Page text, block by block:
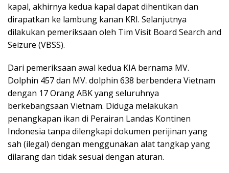
kapal, akhirnya kedua kapal dapat dihentikan dan
dirapatkan ke lambung kanan KRI. Selanjutnya
dilakukan pemeriksaan oleh Tim Visit Board Search and
Seizure (VBSS).
Dari pemeriksaan awal kedua KIA bernama MV.
Dolphin 457 dan MV. dolphin 638 berbendera Vietnam
dengan 17 Orang ABK yang seluruhnya
berkebangsaan Vietnam. Diduga melakukan
penangkapan ikan di Perairan Landas Kontinen
Indonesia tanpa dilengkapi dokumen perijinan yang
sah (ilegal) dengan menggunakan alat tangkap yang
dilarang dan tidak sesuai dengan aturan.